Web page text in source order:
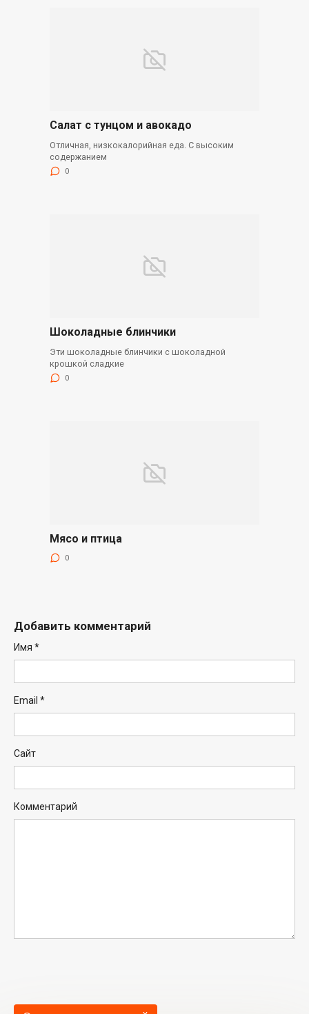
Салат с тунцом и авокадо
Отличная, низкокалорийная еда. С высоким
содержанием
0
Шоколадные блинчики
Эти шоколадные блинчики с шоколадной
крошкой сладкие
0
Мясо и птица
0
Добавить комментарий
Имя *
Email *
Сайт
Комментарий